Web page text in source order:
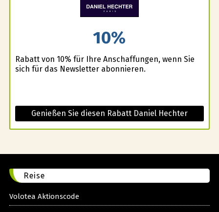
10%
Rabatt von 10% für Ihre Anschaffungen, wenn Sie
sich für das Newsletter abonnieren.
Genießen Sie diesen Rabatt Daniel Hechter
Reise
Volotea Aktionscode